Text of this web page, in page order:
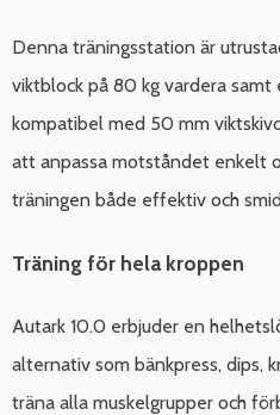
Denna träningsstation är
viktblock på 80 kg vardera samt
kompatibel med 50 mm
att anpassa motståndet enkelt
träningen både effektiv och
Träning för hela kroppen
Autark 10.0 erbjuder en
alternativ som bänkpress, dips,
träna alla muskelgrupper och